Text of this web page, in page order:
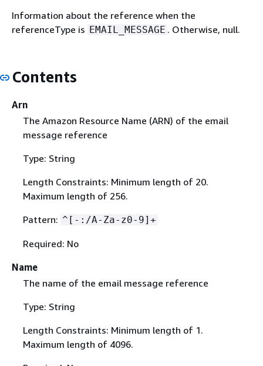
Information about the reference when the
referenceType is EMAIL_MESSAGE . Otherwise, null.
Contents
Arn
The Amazon Resource Name (ARN) of the email
message reference
Type: String
Length Constraints: Minimum length of 20.
Maximum length of 256.
Pattern: ^[-:/A-Za-z0-9]+
Required: No
Name
The name of the email message reference
Type: String
Length Constraints: Minimum length of 1.
Maximum length of 4096.